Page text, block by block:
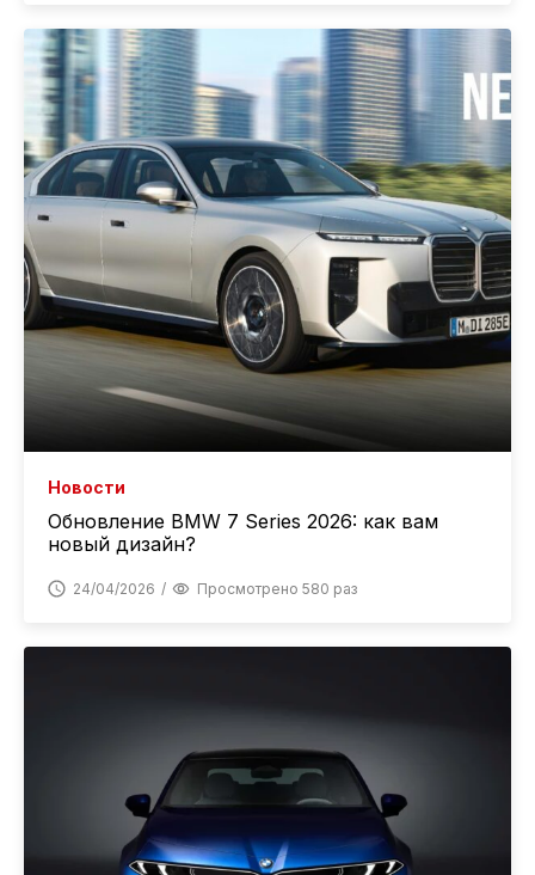
Новости
Обновление BMW 7 Series 2026: как вам
новый дизайн?
24/04/2026 Просмотрено 580 раз